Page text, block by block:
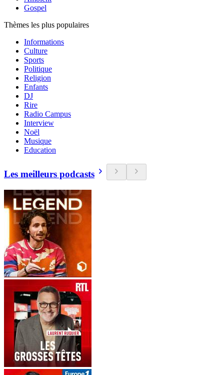
Gospel
Thèmes les plus populaires
Informations
Culture
Sports
Politique
Religion
Enfants
DJ
Rire
Radio Campus
Interview
Noël
Musique
Education
Les meilleurs podcasts